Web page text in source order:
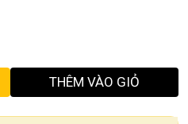
THÊM VÀO GIỎ